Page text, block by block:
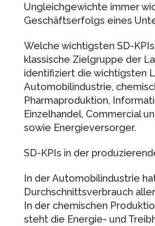
Ungleichgewichte immer
Geschäftserfolgs eines
Welche wichtigsten SD-
klassische Zielgruppe der
identifiziert die wichtigsten
Automobilindustrie,
Pharmaproduktion,
Einzelhandel, Commercial
sowie Energieversorger.
SD-KPIs in der
In der Automobilindustrie
Durchschnittsverbrauch
In der chemischen
steht die Energie- und